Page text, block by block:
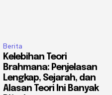
Berita
Kelebihan Teori
Brahmana: Penjelasan
Lengkap, Sejarah, dan
Alasan Teori Ini Banyak